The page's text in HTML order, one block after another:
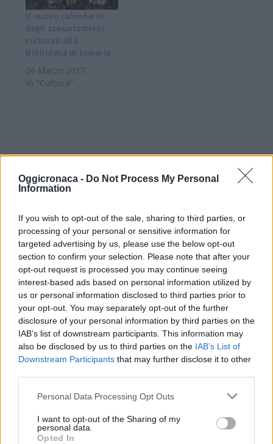
Oggicronaca - Do Not Process My Personal
Information
If you wish to opt-out of the sale, sharing to third parties, or
processing of your personal or sensitive information for
targeted advertising by us, please use the below opt-out
section to confirm your selection. Please note that after your
opt-out request is processed you may continue seeing
interest-based ads based on personal information utilized by
us or personal information disclosed to third parties prior to
your opt-out. You may separately opt-out of the further
disclosure of your personal information by third parties on the
IAB’s list of downstream participants. This information may
also be disclosed by us to third parties on the IAB’s List of
Downstream Participants that may further disclose it to other
Personal Data Processing Opt Outs
I want to opt-out of the Sharing of my
personal data.
Opted In
Il nuovo calendario
degli appuntamenti
culturali alla
Biblioteca di Imperia
26 Marzo 2017
In "Cultura"
CONDIVIDERE:
VALUTARE: